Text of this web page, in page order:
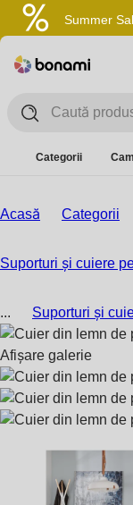
Summer
Categorii
Acasă Categorii
Suporturi și cuiere
... Suporturi și
Afișare galerie